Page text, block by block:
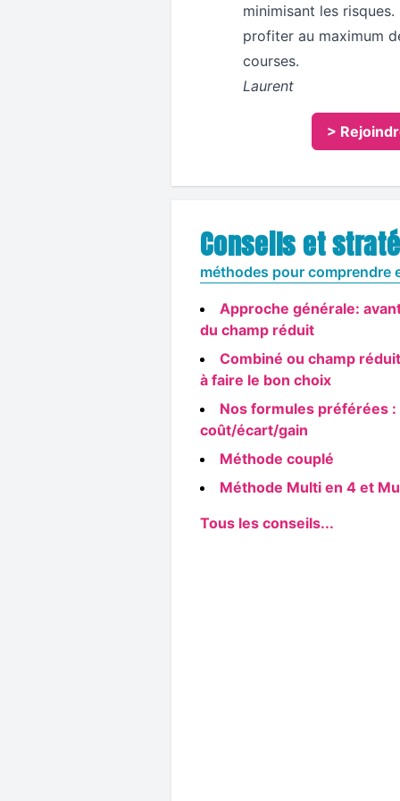
minimisant les
profiter au maximum
courses.
Laurent
>
Conseils et
méthodes pour comprendre
Approche générale:
du champ réduit
Combiné ou champ
à faire le bon choix
Nos formules préférées
coût/écart/gain
Méthode couplé
Méthode Multi en 4 et
Tous les conseils...